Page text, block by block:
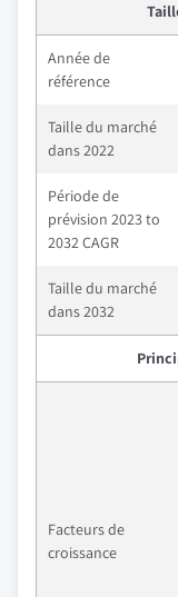
Année de
référence
Taille du marché
dans 2022
Période de
prévision 2023 to
2032 CAGR
Taille du marché
dans 2032
Facteurs de
croissance